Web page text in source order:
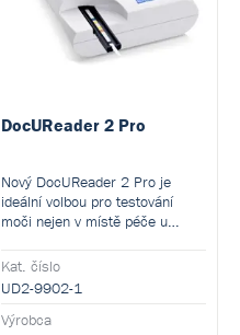
DocUReader 2 Pro
Nový DocUReader 2 Pro je
ideální volbou pro testování
moči nejen v místě péče u
ale i pro testování v malých
laboratořích.
Kat. číslo
UD2-9902-1
Výrobca